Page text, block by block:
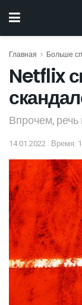
Главная Больше
Netflix
Впрочем, речь
14.01.2022 Время: